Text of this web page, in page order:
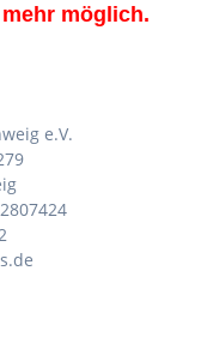
möglich.
e.V.